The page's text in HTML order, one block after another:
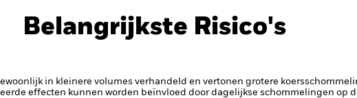
Belangrijkste Risico's
in kleinere volumes verhandeld en vertonen grotere
effecten kunnen worden beïnvloed door dagelijkse schommelingen op